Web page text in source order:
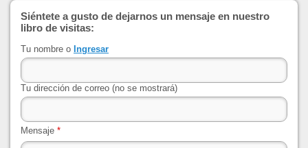
Siéntete a gusto de dejarnos un mensaje en nuestro
libro de visitas:
Tu nombre o Ingresar
Tu dirección de correo (no se mostrará)
Mensaje *